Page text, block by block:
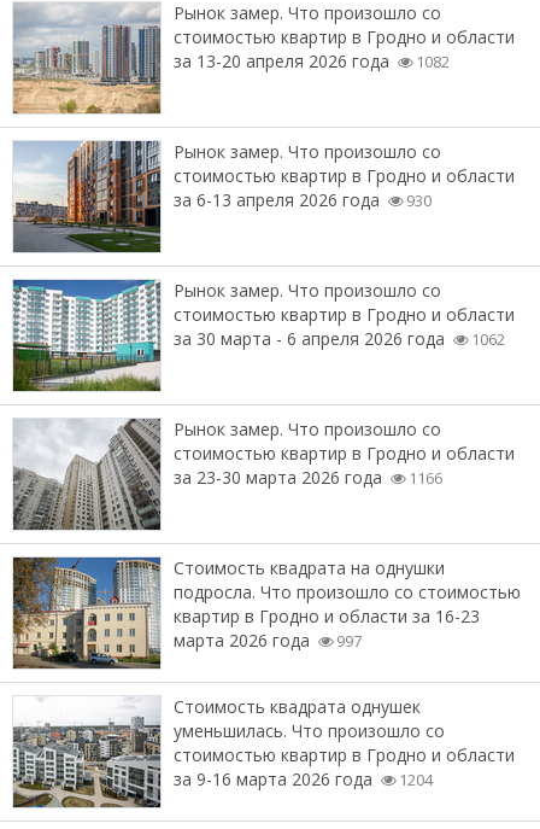
Рынок замер. Что произошло со
стоимостью квартир в Гродно и области
за 13-20 апреля 2026 года
1082
Рынок замер. Что произошло со
стоимостью квартир в Гродно и области
за 6-13 апреля 2026 года
930
Рынок замер. Что произошло со
стоимостью квартир в Гродно и области
за 30 марта - 6 апреля 2026 года
1062
Рынок замер. Что произошло со
стоимостью квартир в Гродно и области
за 23-30 марта 2026 года
1166
Стоимость квадрата на однушки
подросла. Что произошло со стоимостью
квартир в Гродно и области за 16-23
марта 2026 года
997
Стоимость квадрата однушек
уменьшилась. Что произошло со
стоимостью квартир в Гродно и области
за 9-16 марта 2026 года
1204